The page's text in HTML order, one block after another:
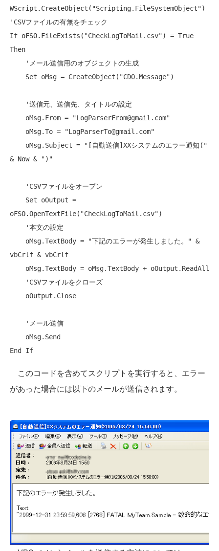
WScript.CreateObject( "Scripting.FileSystemObject"
'CSVファイルの有無をチェック
If oFSO.FileExists( "CheckLogToMail.csv") = True
Then
'メール送信用のオブジェクトの生成
Set oMsg = CreateObject( "CDO.Message")
'送信元、送信先、タイトルの設定
    oMsg.From =
"LogParserFrom@gmail.com"
    oMsg.To =
"LogParserTo@gmail.com"
    oMsg.Subject =
"[自動送信]XXシステムのエラー通知("
& Now & ")"
'CSVファイルをオープン
Set oOutput =
oFSO.OpenTextFile( "CheckLogToMail.csv")
'本文の設定
    oMsg.TextBody =
"下記のエラーが発生しました。" &
vbCrlf & vbCrlf
'CSVファイルをクローズ
'メール送信
End
If
このコードを含めてスクリプトを実行すると、エラー
があった場合には以下のメールが送信されます。